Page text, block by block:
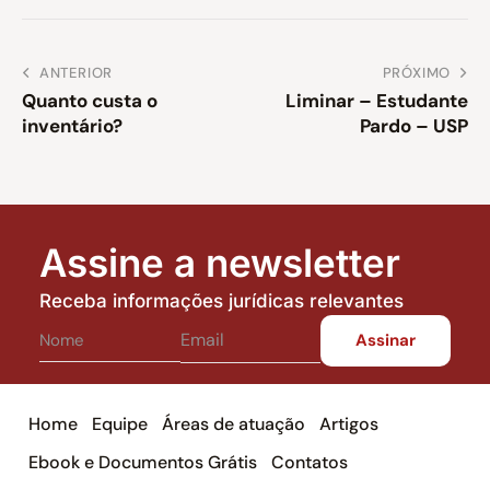
ANTERIOR
Quanto custa o
inventário?
PRÓXIMO
Liminar – Estudante
Pardo – USP
Assine a newsletter
Receba informações jurídicas relevantes
Home Equipe Áreas de atuação
Artigos
Ebook e Documentos Grátis
Contatos